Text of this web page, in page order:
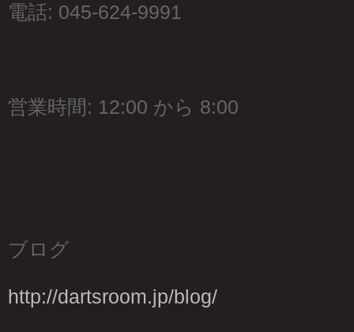
電話: 045-624-9991
営業時間: 12:00 から 8:00
ブログ
http://dartsroom.jp/blog/